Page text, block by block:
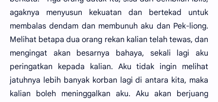
agaknya menyusun kekuatan dan bertekad untuk
membalas dendam dan membunuh aku dan Pek-liong.
Melihat betapa dua orang rekan kalian telah tewas, dan
mengingat akan besarnya bahaya, sekali lagi aku
peringatkan kepada kalian. Aku tidak ingin melihat
jatuhnya lebih banyak korban lagi di antara kita, maka
kalian boleh meninggalkan aku. Aku akan berjuang